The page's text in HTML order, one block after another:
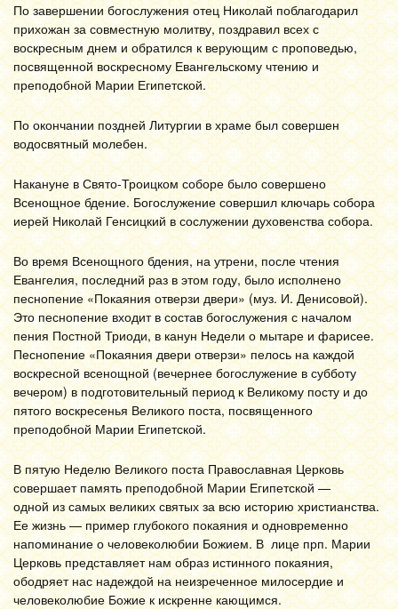
По завершении богослужения отец Николай поблагодарил
прихожан за совместную молитву, поздравил всех с
воскресным днем и обратился к верующим с проповедью,
посвященной воскресному Евангельскому чтению и
преподобной Марии Египетской.
По окончании поздней Литургии в храме был совершен
водосвятный молебен.
Накануне в Свято-Троицком соборе было совершено
Всенощное бдение. Богослужение совершил ключарь собора
иерей Николай Генсицкий в сослужении духовенства собора.
Во время Всенощного бдения, на утрени, после чтения
Евангелия, последний раз в этом году, было исполнено
песнопение «Покаяния отверзи двери» (муз. И. Денисовой).
Это песнопение входит в состав богослужения с началом
пения Постной Триоди, в канун Недели о мытаре и фарисее.
Песнопение «Покаяния двери отверзи» пелось на каждой
воскресной всенощной (вечернее богослужение в субботу
вечером) в подготовительный период к Великому посту и до
пятого воскресенья Великого поста, посвященного
преподобной Марии Египетской.
В пятую Неде­лю Ве­ли­ко­го по­ста Православная Церковь
совершает память преподобной Марии Египетской —
одной из самых великих святых за всю историю христианства.
Ее жизнь — пример глубокого покаяния и одновременно
напоминание о человеколюбии Божием. В лице прп. Марии
Церковь представляет нам образ истинного покаяния,
ободряет нас надеждой на неизреченное милосердие и
человеколюбие Божие к искренне кающимся.